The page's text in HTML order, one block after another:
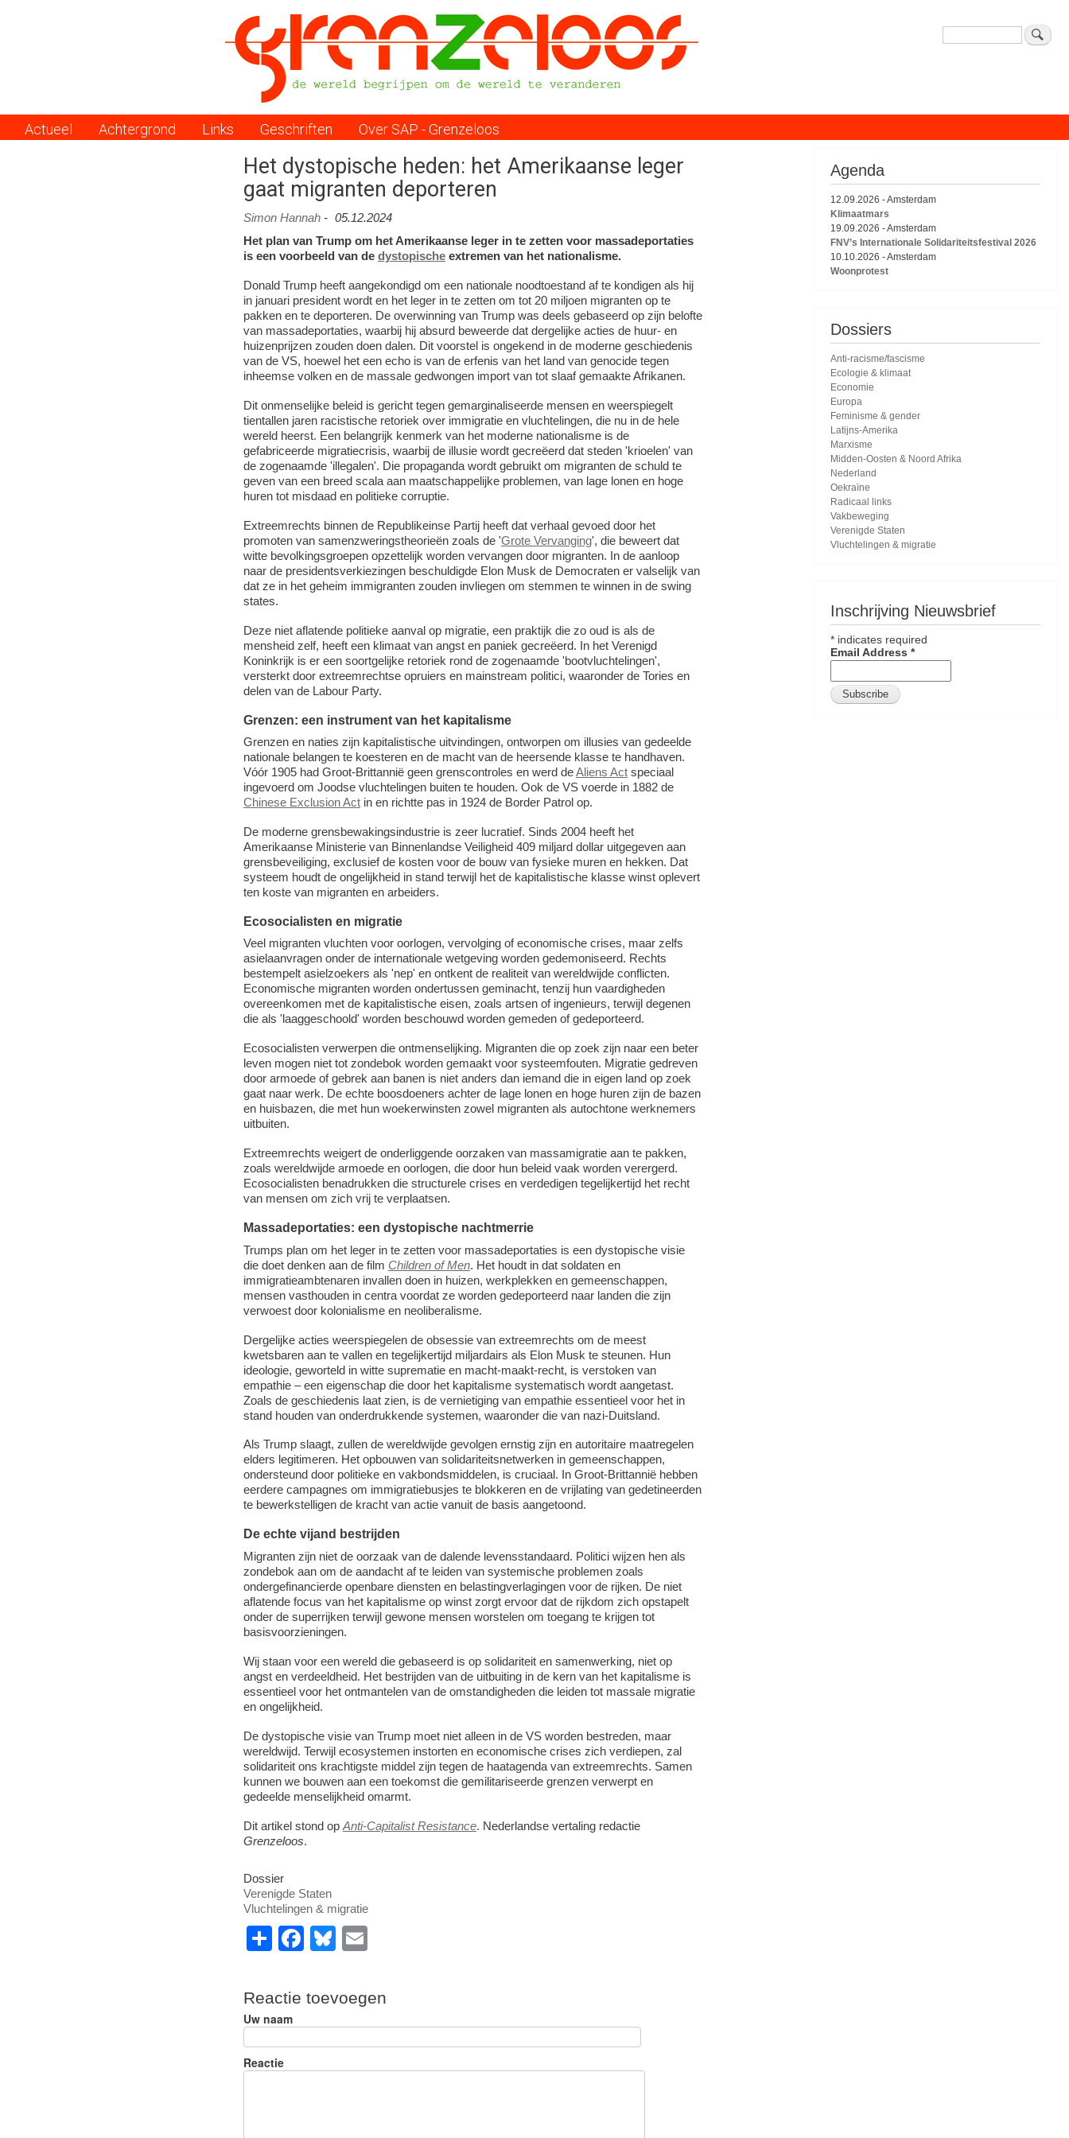
naar
inhoud
Zoeken
MenuActueel Achtergrond Links Geschriften Over SAP - Grenzeloos
Het dystopische heden: het Amerikaanse leger
gaat migranten deporteren
Simon Hannah- 05.12.2024
Het plan van Trump om het Amerikaanse leger in te zetten voor massadeportaties
is een voorbeeld van de dystopischeextremen van het nationalisme.
Donald Trump heeft aangekondigd om een nationale noodtoestand af te kondigen als hij
in januari president wordt en het leger in te zetten om tot 20 miljoen migranten op te
pakken en te deporteren. De overwinning van Trump was deels gebaseerd op zijn belofte
van massadeportaties, waarbij hij absurd beweerde dat dergelijke acties de huur- en
huizenprijzen zouden doen dalen. Dit voorstel is ongekend in de moderne geschiedenis
van de VS, hoewel het een echo is van de erfenis van het land van genocide tegen
inheemse volken en de massale gedwongen import van tot slaaf gemaakte Afrikanen.
Dit onmenselijke beleid is gericht tegen gemarginaliseerde mensen en weerspiegelt
tientallen jaren racistische retoriek over immigratie en vluchtelingen, die nu in de hele
wereld heerst. Een belangrijk kenmerk van het moderne nationalisme is de
gefabriceerde migratiecrisis, waarbij de illusie wordt gecreëerd dat steden 'krioelen' van
de zogenaamde 'illegalen'. Die propaganda wordt gebruikt om migranten de schuld te
geven van een breed scala aan maatschappelijke problemen, van lage lonen en hoge
huren tot misdaad en politieke corruptie.
Extreemrechts binnen de Republikeinse Partij heeft dat verhaal gevoed door het
promoten van samenzweringstheorieën zoals de 'Grote Vervanging', die beweert dat
witte bevolkingsgroepen opzettelijk worden vervangen door migranten. In de aanloop
naar de presidentsverkiezingen beschuldigde Elon Musk de Democraten er valselijk van
dat ze in het geheim immigranten zouden invliegen om stemmen te winnen in de swing
states.
Deze niet aflatende politieke aanval op migratie, een praktijk die zo oud is als de
mensheid zelf, heeft een klimaat van angst en paniek gecreëerd. In het Verenigd
Koninkrijk is er een soortgelijke retoriek rond de zogenaamde 'bootvluchtelingen',
versterkt door extreemrechtse opruiers en mainstream politici, waaronder de Tories en
delen van de Labour Party.
Grenzen: een instrument van het kapitalisme
Grenzen en naties zijn kapitalistische uitvindingen, ontworpen om illusies van gedeelde
nationale belangen te koesteren en de macht van de heersende klasse te handhaven.
Vóór 1905 had Groot-Brittannië geen grenscontroles en werd deAliens Actspeciaal
ingevoerd om Joodse vluchtelingen buiten te houden. Ook de VS voerde in 1882 de
Chinese Exclusion Actin en richtte pas in 1924 de Border Patrol op.
De moderne grensbewakingsindustrie is zeer lucratief. Sinds 2004 heeft het
Amerikaanse Ministerie van Binnenlandse Veiligheid 409 miljard dollar uitgegeven aan
grensbeveiliging, exclusief de kosten voor de bouw van fysieke muren en hekken. Dat
systeem houdt de ongelijkheid in stand terwijl het de kapitalistische klasse winst oplevert
ten koste van migranten en arbeiders.
Ecosocialisten en migratie
Veel migranten vluchten voor oorlogen, vervolging of economische crises, maar zelfs
asielaanvragen onder de internationale wetgeving worden gedemoniseerd. Rechts
bestempelt asielzoekers als 'nep' en ontkent de realiteit van wereldwijde conflicten.
Economische migranten worden ondertussen geminacht, tenzij hun vaardigheden
overeenkomen met de kapitalistische eisen, zoals artsen of ingenieurs, terwijl degenen
die als 'laaggeschoold' worden beschouwd worden gemeden of gedeporteerd.
Ecosocialisten verwerpen die ontmenselijking. Migranten die op zoek zijn naar een beter
leven mogen niet tot zondebok worden gemaakt voor systeemfouten. Migratie gedreven
door armoede of gebrek aan banen is niet anders dan iemand die in eigen land op zoek
gaat naar werk. De echte boosdoeners achter de lage lonen en hoge huren zijn de bazen
en huisbazen, die met hun woekerwinsten zowel migranten als autochtone werknemers
uitbuiten.
Extreemrechts weigert de onderliggende oorzaken van massamigratie aan te pakken,
zoals wereldwijde armoede en oorlogen, die door hun beleid vaak worden verergerd.
Ecosocialisten benadrukken die structurele crises en verdedigen tegelijkertijd het recht
van mensen om zich vrij te verplaatsen.
Massadeportaties: een dystopische nachtmerrie
Trumps plan om het leger in te zetten voor massadeportaties is een dystopische visie
die doet denken aan de film Children of Men. Het houdt in dat soldaten en
immigratieambtenaren invallen doen in huizen, werkplekken en gemeenschappen,
mensen vasthouden in centra voordat ze worden gedeporteerd naar landen die zijn
verwoest door kolonialisme en neoliberalisme.
Dergelijke acties weerspiegelen de obsessie van extreemrechts om de meest
kwetsbaren aan te vallen en tegelijkertijd miljardairs als Elon Musk te steunen. Hun
ideologie, geworteld in witte suprematie en macht-maakt-recht, is verstoken van
empathie – een eigenschap die door het kapitalisme systematisch wordt aangetast.
Zoals de geschiedenis laat zien, is de vernietiging van empathie essentieel voor het in
stand houden van onderdrukkende systemen, waaronder die van nazi-Duitsland.
Als Trump slaagt, zullen de wereldwijde gevolgen ernstig zijn en autoritaire maatregelen
elders legitimeren. Het opbouwen van solidariteitsnetwerken in gemeenschappen,
ondersteund door politieke en vakbondsmiddelen, is cruciaal. In Groot-Brittannië hebben
eerdere campagnes om immigratiebusjes te blokkeren en de vrijlating van gedetineerden
te bewerkstelligen de kracht van actie vanuit de basis aangetoond.
De echte vijand bestrijden
Migranten zijn niet de oorzaak van de dalende levensstandaard. Politici wijzen hen als
zondebok aan om de aandacht af te leiden van systemische problemen zoals
ondergefinancierde openbare diensten en belastingverlagingen voor de rijken. De niet
aflatende focus van het kapitalisme op winst zorgt ervoor dat de rijkdom zich opstapelt
onder de superrijken terwijl gewone mensen worstelen om toegang te krijgen tot
basisvoorzieningen.
Wij staan voor een wereld die gebaseerd is op solidariteit en samenwerking, niet op
angst en verdeeldheid. Het bestrijden van de uitbuiting in de kern van het kapitalisme is
essentieel voor het ontmantelen van de omstandigheden die leiden tot massale migratie
en ongelijkheid.
De dystopische visie van Trump moet niet alleen in de VS worden bestreden, maar
wereldwijd. Terwijl ecosystemen instorten en economische crises zich verdiepen, zal
solidariteit ons krachtigste middel zijn tegen de haatagenda van extreemrechts. Samen
kunnen we bouwen aan een toekomst die gemilitariseerde grenzen verwerpt en
gedeelde menselijkheid omarmt.
Dit artikel stond op Anti-Capitalist Resistance. Nederlandse vertaling redactie
Grenzeloos.
Dossier
Verenigde Staten
Vluchtelingen & migratie
S
ar
e
F
c
e
o
Bl
e
sk
E
ail
Reactie toevoegen
Uw naam
Reactie
Agenda
12.09.2026 -Amsterdam
Klimaatmars
19.09.2026 -Amsterdam
FNV’s Internationale Solidariteitsfestival 2026
10.10.2026 -Amsterdam
Woonprotest
Dossiers
Anti-racisme/fascisme
Ecologie & klimaat
Economie
Europa
Feminisme & gender
Latijns-Amerika
Marxisme
Midden-Oosten & Noord Afrika
Nederland
Oekraïne
Radicaal links
Vakbeweging
Verenigde Staten
Vluchtelingen & migratie
Inschrijving Nieuwsbrief
* indicates required
Email Address *